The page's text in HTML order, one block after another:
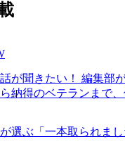
が聞きたい！ 編集部
納得のベテランまで
選ぶ「一本取られまし